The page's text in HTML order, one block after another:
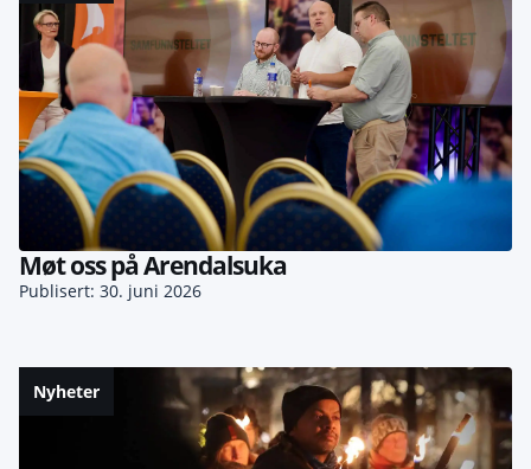
Møt oss på Arendalsuka
Publisert: 30. juni 2026
Nyheter